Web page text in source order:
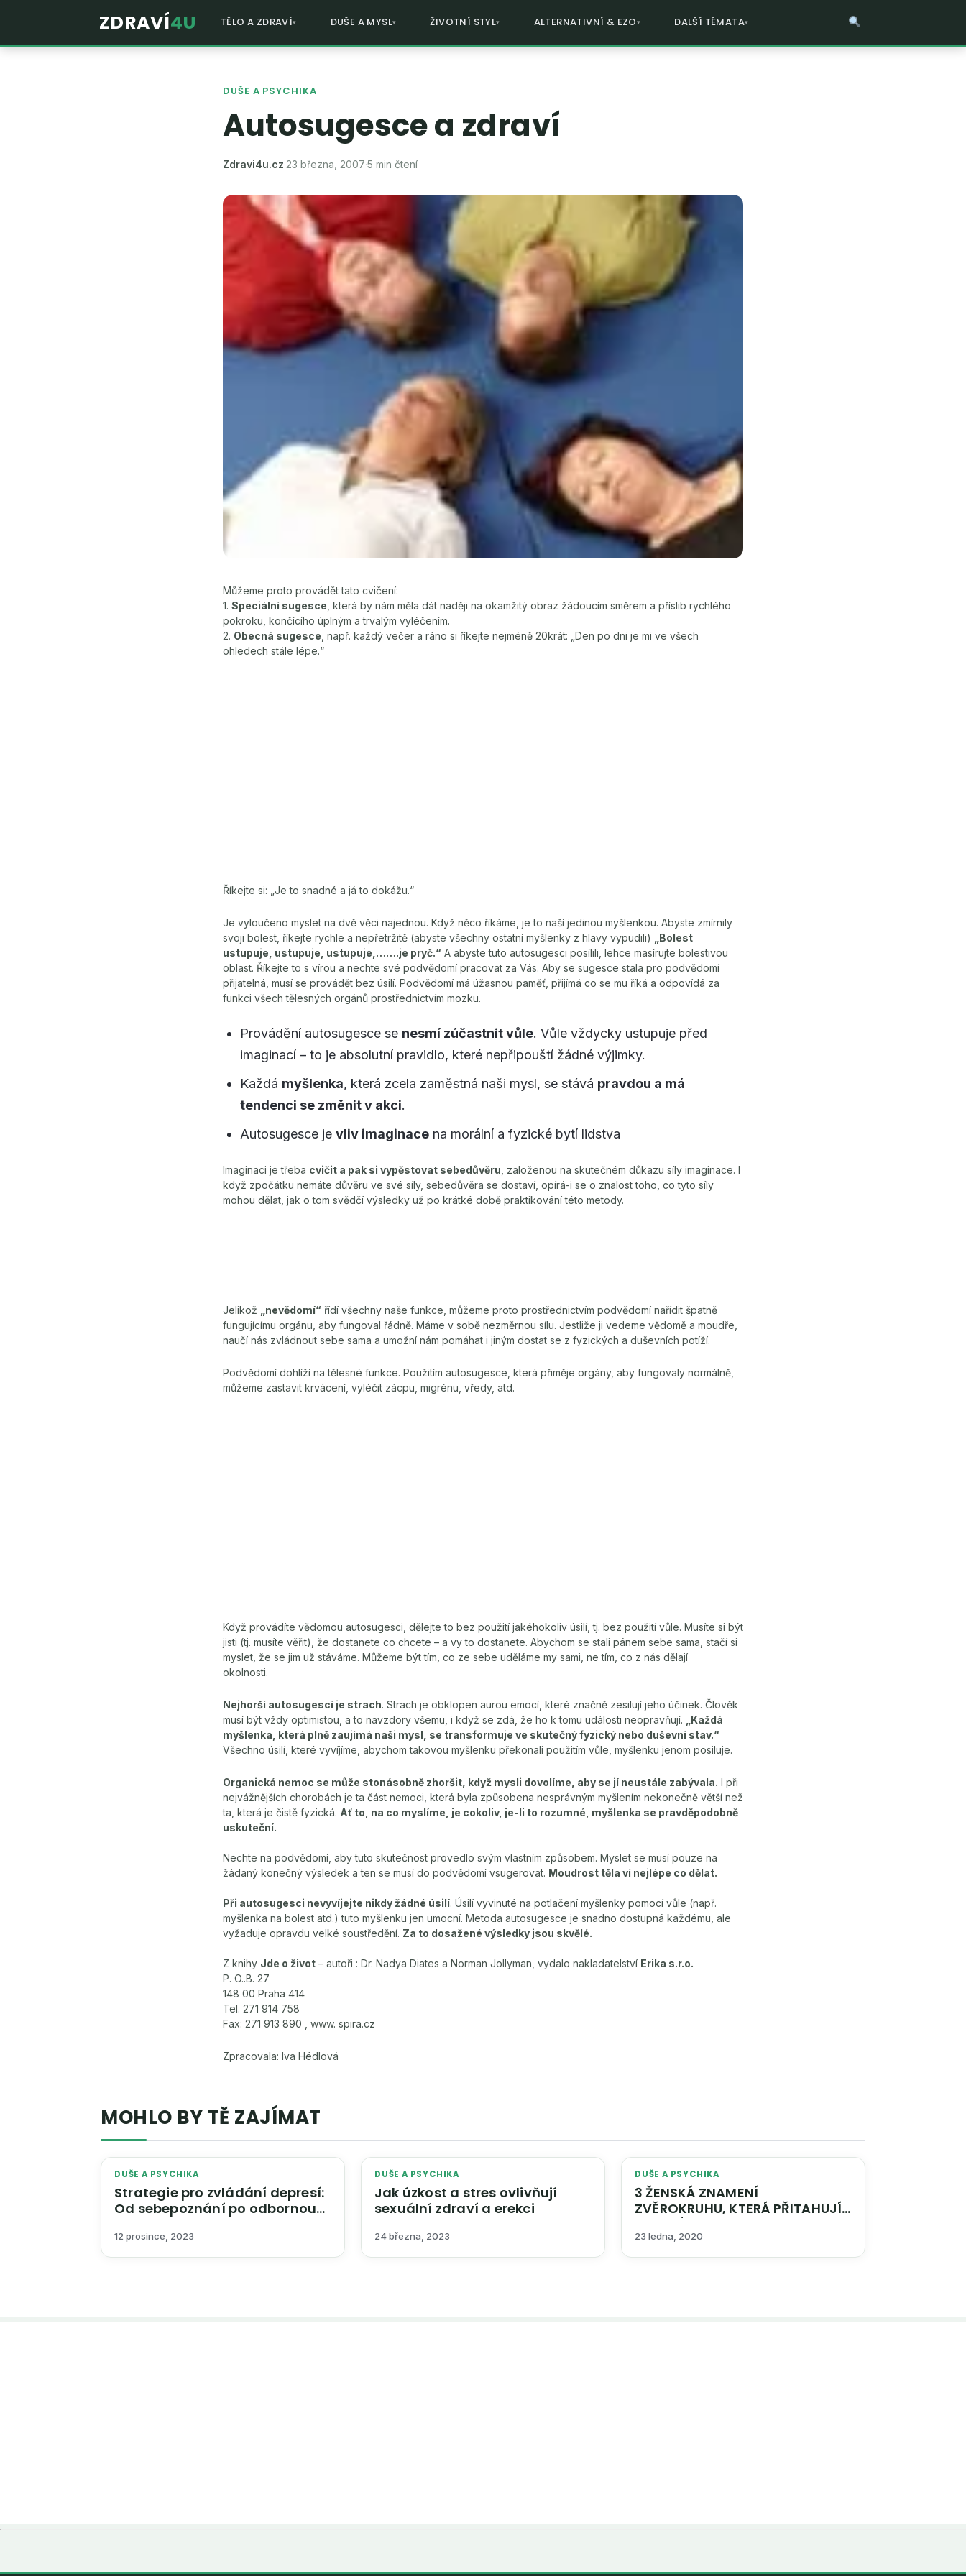
ZDRAVÍ4U TĚLO A ZDRAVÍ DUŠE A MYSL ŽIVOTNÍ STYL ALTERNATIVNÍ & EZO DALŠÍ TÉMATA
DUŠE A PSYCHIKA
Autosugesce a zdraví
Zdravi4u.cz·23 března, 2007·5 min čtení
Můžeme proto provádět tato cvičení:
1. Speciální sugesce , která by nám měla dát naději na okamžitý obraz žádoucím směrem a příslib rychlého
pokroku, končícího úplným a trvalým vyléčením.
2. Obecná sugesce , např. každý večer a ráno si říkejte nejméně 20krát: „Den po dni je mi ve všech
ohledech stále lépe.“
Říkejte si: „Je to snadné a já to dokážu.“
Je vyloučeno myslet na dvě věci najednou. Když něco říkáme, je to naší jedinou myšlenkou. Abyste zmírnily
svoji bolest, říkejte rychle a nepřetržitě (abyste všechny ostatní myšlenky z hlavy vypudili)
„Bolest
ustupuje, ustupuje, ustupuje,…….je pryč.“ A abyste tuto autosugesci posílili, lehce masírujte bolestivou
oblast. Říkejte to s vírou a nechte své podvědomí pracovat za Vás. Aby se sugesce stala pro podvědomí
přijatelná, musí se provádět bez úsilí. Podvědomí má úžasnou paměť, přijímá co se mu říká a odpovídá za
funkci všech tělesných orgánů prostřednictvím mozku.
Provádění autosugesce se nesmí zúčastnit vůle. Vůle vždycky ustupuje před
imaginací – to je absolutní pravidlo, které nepřipouští žádné výjimky.
Každá myšlenka, která zcela zaměstná naši mysl, se stává pravdou a má
tendenci se změnit v akci.
Autosugesce je vliv imaginace na morální a fyzické bytí lidstva
Imaginaci je třeba cvičit a pak si vypěstovat sebedůvěru , založenou na skutečném důkazu síly imaginace. I
když zpočátku nemáte důvěru ve své síly, sebedůvěra se dostaví, opírá-i se o znalost toho, co tyto síly
mohou dělat, jak o tom svědčí výsledky už po krátké době praktikování této metody.
Jelikož „nevědomí“ řídí všechny naše funkce, můžeme proto prostřednictvím podvědomí nařídit špatně
fungujícímu orgánu, aby fungoval řádně. Máme v sobě nezměrnou sílu. Jestliže ji vedeme vědomě a moudře,
naučí nás zvládnout sebe sama a umožní nám pomáhat i jiným dostat se z fyzických a duševních potíží.
Podvědomí dohlíží na tělesné funkce. Použitím autosugesce, která přiměje orgány, aby fungovaly normálně,
můžeme zastavit krvácení, vyléčit zácpu, migrénu, vředy, atd.
Když provádíte vědomou autosugesci, dělejte to bez použití jakéhokoliv úsilí, tj. bez použití vůle. Musíte si být
jisti (tj. musíte věřit), že dostanete co chcete – a vy to dostanete. Abychom se stali pánem sebe sama, stačí si
myslet, že se jim už stáváme. Můžeme být tím, co ze sebe uděláme my sami, ne tím, co z nás dělají
okolnosti.
Nejhorší autosugescí je strach. Strach je obklopen aurou emocí, které značně zesilují jeho účinek. Člověk
musí být vždy optimistou, a to navzdory všemu, i když se zdá, že ho k tomu události neopravňují.
„Každá
myšlenka, která plně zaujímá naši mysl, se transformuje ve skutečný fyzický nebo duševní stav.“
Všechno úsilí, které vyvíjíme, abychom takovou myšlenku překonali použitím vůle, myšlenku jenom posiluje.
Organická nemoc se může stonásobně zhoršit, když mysli dovolíme, aby se jí neustále zabývala. I při
nejvážnějších chorobách je ta část nemoci, která byla způsobena nesprávným myšlením nekonečně větší než
ta, která je čistě fyzická. Ať to, na co myslíme, je cokoliv, je-li to rozumné, myšlenka se pravděpodobně
uskuteční.
Nechte na podvědomí, aby tuto skutečnost provedlo svým vlastním způsobem. Myslet se musí pouze na
žádaný konečný výsledek a ten se musí do podvědomí vsugerovat. Moudrost těla ví nejlépe co dělat.
Při autosugesci nevyvíjejte nikdy žádné úsilí. Úsilí vyvinuté na potlačení myšlenky pomocí vůle (např.
myšlenka na bolest atd.) tuto myšlenku jen umocní. Metoda autosugesce je snadno dostupná každému, ale
vyžaduje opravdu velké soustředění. Za to dosažené výsledky jsou skvělé.
Z knihy Jde o život – autoři : Dr. Nadya Diates a Norman Jollyman, vydalo nakladatelství Erika s.r.o.
P. O..B. 27
148 00 Praha 414
Tel. 271 914 758
Fax: 271 913 890 , www. spira.cz
Zpracovala: Iva Hédlová
MOHLO BY TĚ ZAJÍMAT
DUŠE A PSYCHIKA
Strategie pro zvládání depresí:
Od sebepoznání po odbornou
12 prosince, 2023
DUŠE A PSYCHIKA
Jak úzkost a stres ovlivňují
sexuální zdraví a erekci
24 března, 2023
DUŠE A PSYCHIKA
3 ŽENSKÁ ZNAMENÍ
ZVĚROKRUHU, KTERÁ PŘITAHUJÍ
23 ledna, 2020